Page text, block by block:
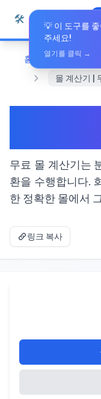
본문으로 건너뛰기
🛠️ Whiz Tools
홈
전문 도구
몰 계산기 |
무료 몰 계산기는
환을 수행합니다.
한 정확한 몰에서
링크 복사
💡 이 도구를
주세요!
열기를 클릭 →